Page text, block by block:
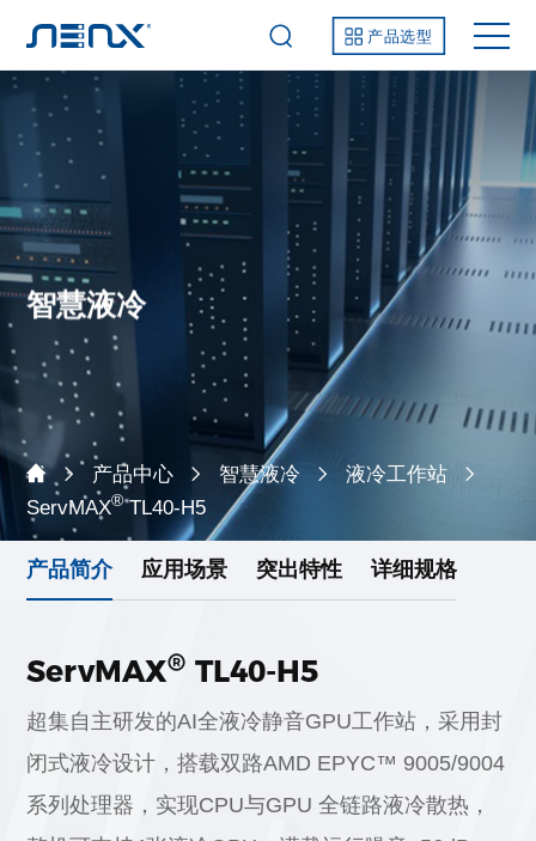
产品选型
智慧液冷
产品中心 智慧液冷
液冷工作站
ServMAX®TL40-H5
产品简介 应用场景 突出特性 详细规格
ServMAX® TL40-H5
超集自主研发的AI全液冷静音GPU工作站，采用封
闭式液冷设计，搭载双路AMD EPYC™ 9005/9004
系列处理器，实现CPU与GPU 全链路液冷散热，